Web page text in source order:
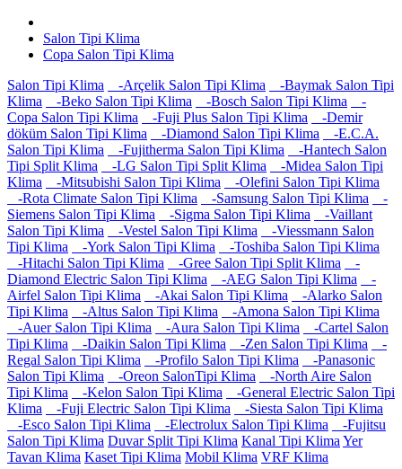
Salon Tipi Klima
Copa Salon Tipi Klima
Salon Tipi Klima
-Arçelik Salon Tipi Klima
-Baymak Salon Tipi
Klima
-Beko Salon Tipi Klima -Bosch Salon Tipi Klima
-
Copa Salon Tipi Klima
-Fuji Plus Salon Tipi Klima
-Demir
döküm Salon Tipi Klima
-Diamond Salon Tipi Klima
-E.C.A.
Salon Tipi Klima
-Fujitherma Salon Tipi Klima
-Hantech Salon
Tipi Split Klima
-LG Salon Tipi Split Klima
-Midea Salon Tipi
Klima
-Mitsubishi Salon Tipi Klima
-Olefini Salon Tipi Klima
-Rota Climate Salon Tipi Klima
-Samsung Salon Tipi Klima
-
Siemens Salon Tipi Klima
-Sigma Salon Tipi Klima
-Vaillant
Salon Tipi Klima
-Vestel Salon Tipi Klima
-Viessmann Salon
Tipi Klima
-York Salon Tipi Klima
-Toshiba Salon Tipi Klima
-Hitachi Salon Tipi Klima
-Gree Salon Tipi Split Klima
-
Diamond Electric Salon Tipi Klima
-AEG Salon Tipi Klima
-
Airfel Salon Tipi Klima
-Akai Salon Tipi Klima
-Alarko Salon
Tipi Klima
-Altus Salon Tipi Klima
-Amona Salon Tipi Klima
-Auer Salon Tipi Klima
-Aura Salon Tipi Klima
-Cartel Salon
Tipi Klima
-Daikin Salon Tipi Klima -Zen Salon Tipi Klima
-
Regal Salon Tipi Klima
-Profilo Salon Tipi Klima
-Panasonic
Salon Tipi Klima
-Oreon SalonTipi Klima
-North Aire Salon
Tipi Klima
-Kelon Salon Tipi Klima
-General Electric Salon Tipi
Klima
-Fuji Electric Salon Tipi Klima
-Siesta Salon Tipi Klima
-Esco Salon Tipi Klima
-Electrolux Salon Tipi Klima
-Fujitsu
Salon Tipi Klima Duvar Split Tipi Klima Kanal Tipi Klima Yer
Tavan Klima Kaset Tipi Klima Mobil Klima VRF Klima